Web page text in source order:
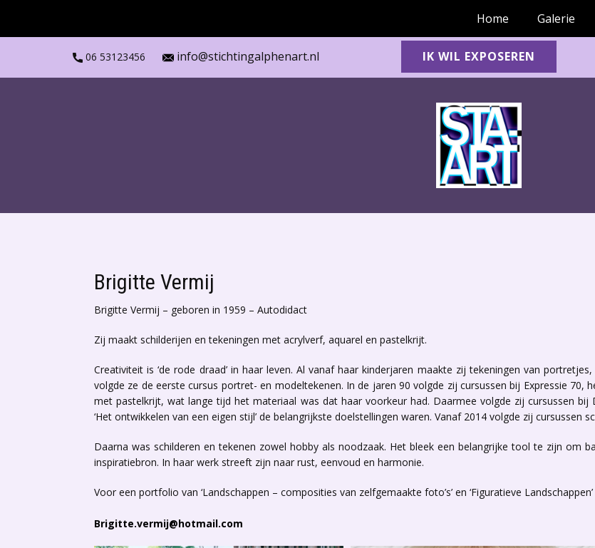
Home Galerie
IK WIL EXPOSEREN
06 53123456 info@stichtingalphenart.nl
Brigitte Vermij
Brigitte Vermij – geboren in 1959 – Autodidact
Zij maakt schilderijen en tekeningen met acrylverf, aquarel en pastelkrijt.
Creativiteit is ‘de rode draad’ in haar leven. Al vanaf haar kinderjaren maakte zij tekeningen van
volgde ze de eerste cursus portret- en modeltekenen. In de jaren 90 volgde zij cursussen bij Expressie 70,
met pastelkrijt, wat lange tijd het materiaal was dat haar voorkeur had. Daarmee volgde zij cursussen bij
‘Het ontwikkelen van een eigen stijl’ de belangrijkste doelstellingen waren. Vanaf 2014 volgde zij cursussen
Daarna was schilderen en tekenen zowel hobby als noodzaak. Het bleek een belangrijke tool te zijn om
inspiratiebron. In haar werk streeft zijn naar rust, eenvoud en harmonie.
Voor een portfolio van ‘Landschappen – composities van zelfgemaakte foto’s’ en ‘Figuratieve Landschappen’
Brigitte.vermij@hotmail.com